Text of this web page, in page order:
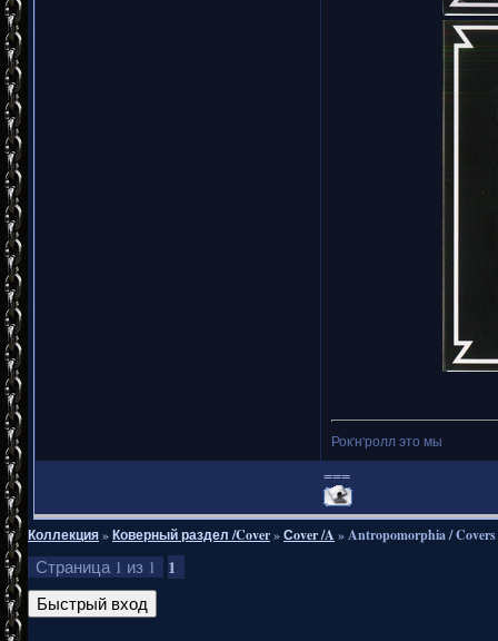
Рок'н'ролл это мы
===
Коллекция»Коверный раздел /Cover»Сover /A »Antropomorphia / Covers
Страница 1 из 1 1